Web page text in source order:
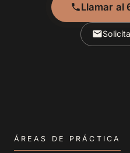
Llamar al
ÁREAS DE PRÁCTICA